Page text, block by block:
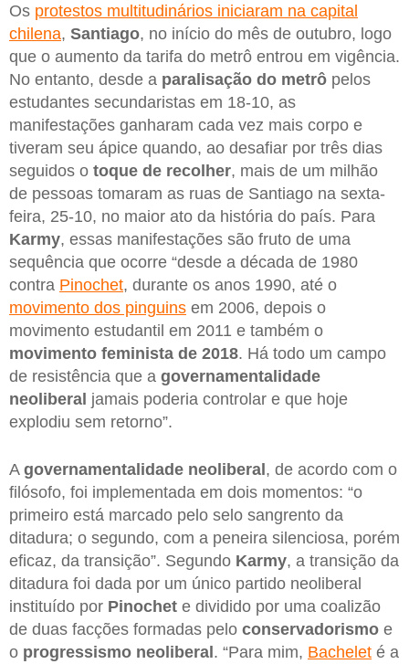
Os protestos multitudinários iniciaram na capital
chilena, Santiago, no início do mês de outubro, logo
que o aumento da tarifa do metrô entrou em vigência.
No entanto, desde a paralisação do metrô pelos
estudantes secundaristas em 18-10, as
manifestações ganharam cada vez mais corpo e
tiveram seu ápice quando, ao desafiar por três dias
seguidos o toque de recolher, mais de um milhão
de pessoas tomaram as ruas de Santiago na sexta-
feira, 25-10, no maior ato da história do país. Para
Karmy, essas manifestações são fruto de uma
sequência que ocorre “desde a década de 1980
contra Pinochet, durante os anos 1990, até o
movimento dos pinguins em 2006, depois o
movimento estudantil em 2011 e também o
movimento feminista de 2018. Há todo um campo
de resistência que a governamentalidade
neoliberal jamais poderia controlar e que hoje
explodiu sem retorno”.
A governamentalidade neoliberal, de acordo com o
filósofo, foi implementada em dois momentos: “o
primeiro está marcado pelo selo sangrento da
ditadura; o segundo, com a peneira silenciosa, porém
eficaz, da transição”. Segundo Karmy, a transição da
ditadura foi dada por um único partido neoliberal
instituído por Pinochet e dividido por uma coalizão
de duas facções formadas pelo conservadorismo e
o progressismo neoliberal. “Para mim, Bachelet é a